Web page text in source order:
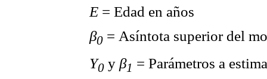
E = Edad en años
β0 = Asíntota superior del
Y0 y β1 = Parámetros a